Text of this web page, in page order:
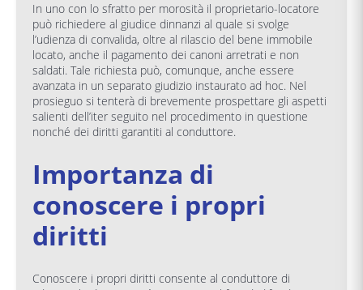
In uno con lo sfratto per morosità il proprietario-locatore
può richiedere al giudice dinnanzi al quale si svolge
l’udienza di convalida, oltre al rilascio del bene immobile
locato, anche il pagamento dei canoni arretrati e non
saldati. Tale richiesta può, comunque, anche essere
avanzata in un separato giudizio instaurato ad hoc. Nel
prosieguo si tenterà di brevemente prospettare gli aspetti
salienti dell’iter seguito nel procedimento in questione
nonché dei diritti garantiti al conduttore.
Importanza di
conoscere i propri
diritti
Conoscere i propri diritti consente al conduttore di